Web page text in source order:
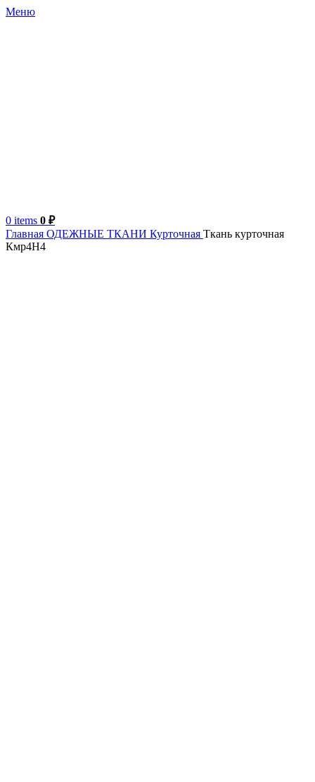
Меню
0 items 0 ₽
Главная ОДЕЖНЫЕ ТКАНИ Курточная Ткань курточная
Кмр4Н4